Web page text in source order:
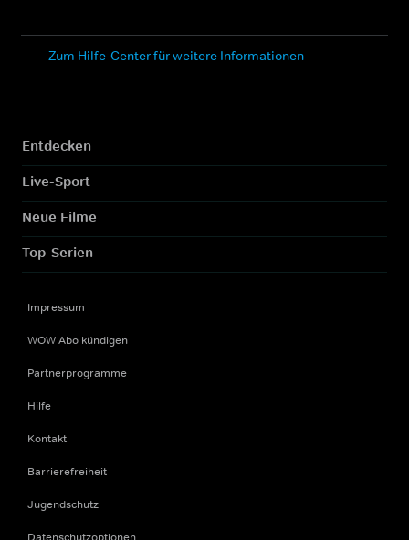
Zum Hilfe-Center für weitere Informationen
Entdecken
Live-Sport
Neue Filme
Top-Serien
Impressum
WOW Abo kündigen
Partnerprogramme
Hilfe
Kontakt
Barrierefreiheit
Jugendschutz